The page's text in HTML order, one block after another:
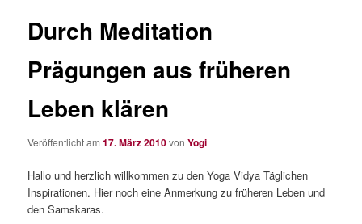
Durch Meditation
Prägungen aus früheren
Leben klären
Veröffentlicht am17. März 2010vonYogi
Hallo und herzlich willkommen zu den Yoga Vidya Täglichen
Inspirationen. Hier noch eine Anmerkung zu früheren Leben und
den Samskaras.